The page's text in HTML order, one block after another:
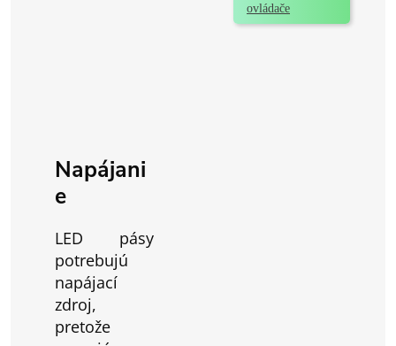
ovládače
Napájani
e
LED pásy
potrebujú
napájací
zdroj,
pretože